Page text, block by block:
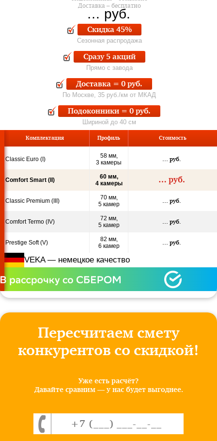
Скидка 45%
Сезонная распродажа
Сразу 5 акций
Прямо с завода
Доставка = 0 руб.
По Москве, 35 руб./км от МКАД
Подоконники = 0 руб.
Шириной до 40 см
Доставка – бесплатно
… руб.
Комплектация Профиль Стои­мость
Classic Euro (I)
58 мм,
3 камеры
… руб.
Comfort Smart (II)
60 мм,
4 камеры
… руб.
Classic Premium (III)
70 мм,
5 камер
… руб.
Comfort Termo (IV)
72 мм,
5 камер
… руб.
Prestige Soft (V)
82 мм,
6 камер
… руб.
VEKA — немецкое качество
Пересчитаем смету
конкурентов со скидкой!
Уже есть расчёт?
Давайте сравним — у нас будет выгоднее.